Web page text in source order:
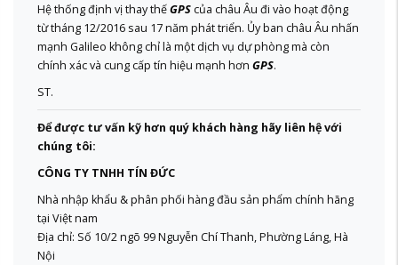
Hệ thống định vị thay thếGPScủa châu Âu đi vào hoạt động
từ tháng 12/2016 sau 17 năm phát triển. Ủy ban châu Âu nhấn
mạnh Galileo không chỉ là một dịch vụ dự phòng mà còn
chính xác và cung cấp tín hiệu mạnh hơn GPS.
ST.
Để được tư vấn kỹ hơn quý khách hàng hãy liên hệ với
chúng tôi:
CÔNG TY TNHH TÍN ĐỨC
Nhà nhập khẩu & phân phối hàng đầu sản phẩm chính hãng
tại Việt nam
Địa chỉ: Số 10/2 ngõ 99 Nguyễn Chí Thanh, Phường Láng, Hà
Nội